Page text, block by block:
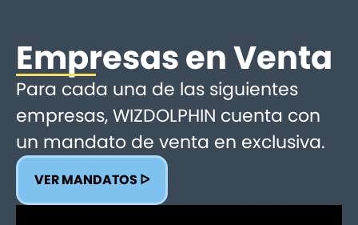
Empresas en Venta
Para cada una de las siguientes
empresas, WIZDOLPHIN cuenta con
un mandato de venta en exclusiva.
VER MANDATOS ᐅ